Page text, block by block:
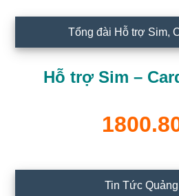
Tổng đài Hỗ trợ Sim,
Hỗ trợ Sim –
Tin Tức